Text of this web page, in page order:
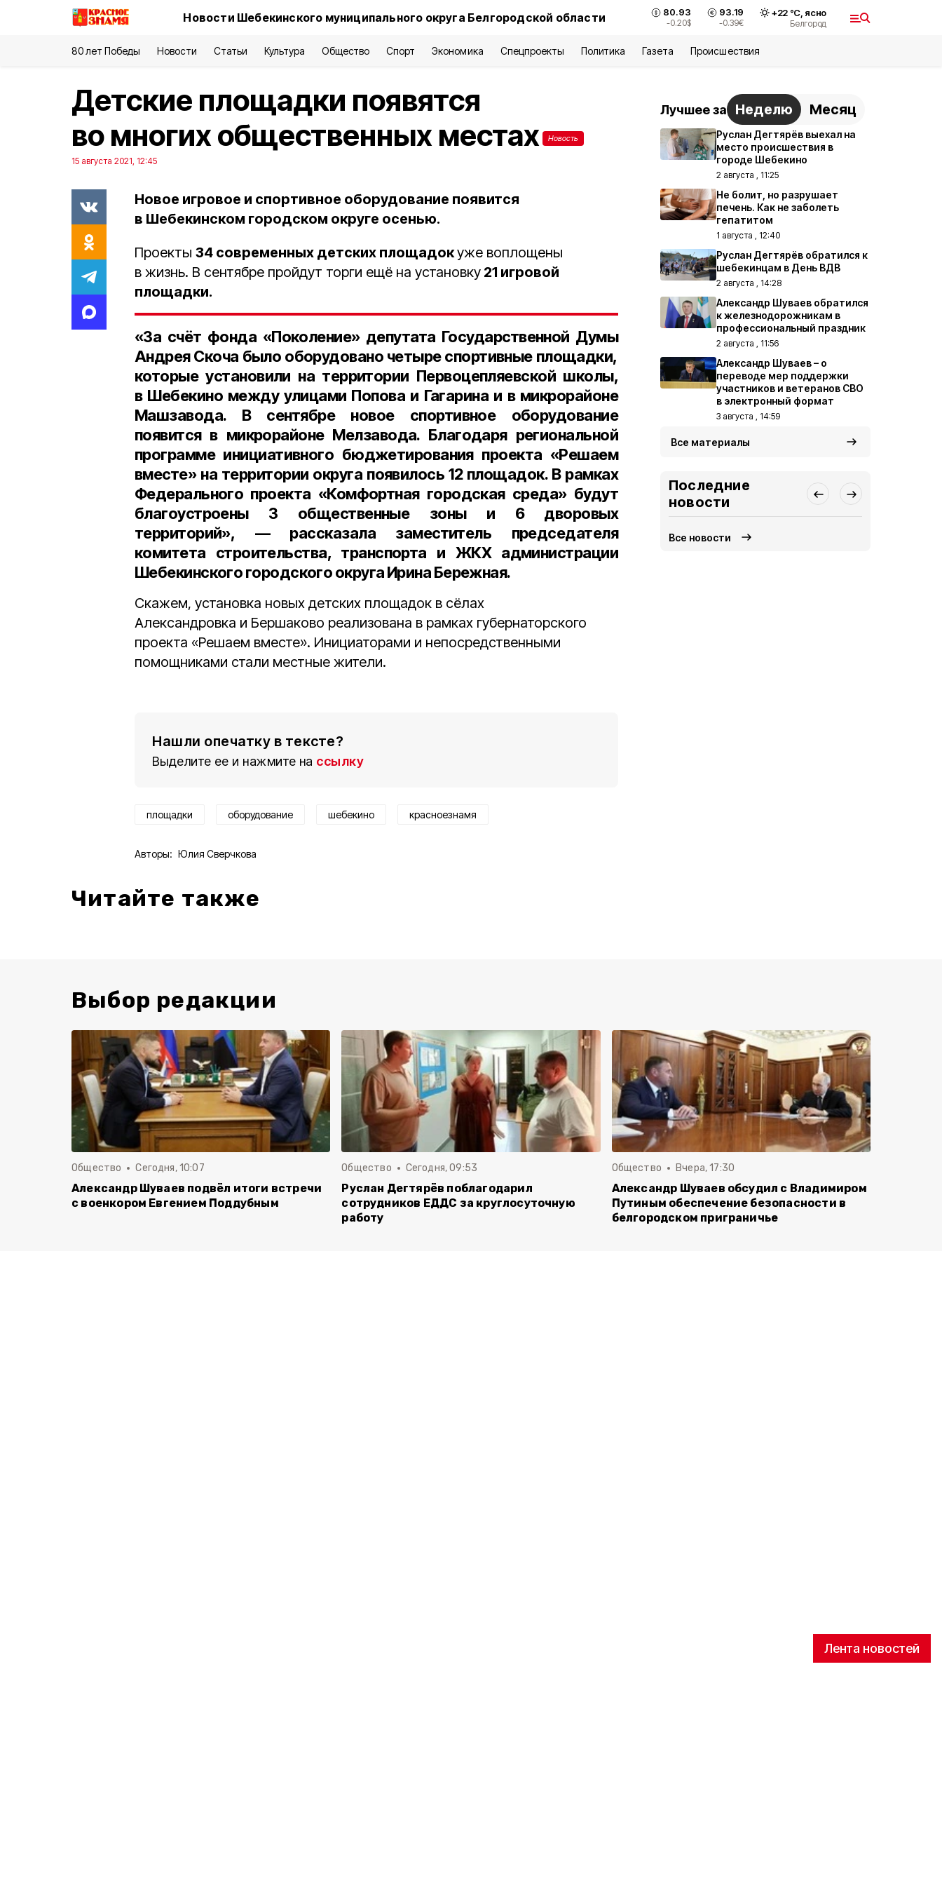
Новости Шебекинского муниципального округа Белгородской области 80.93
-0.20$
93.19
-0.39€
+22°С, ясно
Белгород
80 лет Победы Новости Статьи Культура Общество Спорт Экономика Спецпроекты Политика Газета Происшествия
Лента новостей
Детские площадки появятся
во многих общественных местах
Новость
15 августа 2021, 12:45
Новое игровое и спортивное оборудование появится
в Шебекинском городском округе осенью.
Проекты 34 современных детских площадокуже воплощены
в жизнь. В сентябре пройдут торги ещё на установку 21 игровой
площадки.
«За счёт фонда «Поколение»депутата Государственной Думы
Андрея Скоча было оборудовано четыре спортивные площадки,
которые установили на территории Первоцепляевской школы,
в Шебекино между улицами Попова и Гагарина и в микрорайоне
Машзавода. В сентябре новое спортивное оборудование
появится в микрорайоне Мелзавода. Благодаря региональной
программе инициативного бюджетирования проекта «Решаем
вместе» на территории округа появилось 12 площадок. В рамках
Федерального проекта «Комфортная городская среда» будут
благоустроены 3 общественные зоны и 6 дворовых
территорий», — рассказала заместитель председателя
комитета строительства, транспорта и ЖКХ администрации
Шебекинского городского округа Ирина Бережная.
Скажем, установка новых детских площадок в сёлах
Александровка и Бершаково реализована в рамках губернаторского
проекта «Решаем вместе». Инициаторами и непосредственными
помощниками стали местные жители.
Нашли опечатку в тексте?
Выделите ее и нажмите на ссылку
площадки оборудование шебекино красноезнамя
Авторы: Юлия Сверчкова
Читайте также
Лучшее за Неделю Месяц
Руслан Дегтярёв выехал на
место происшествия в
городе Шебекино
2 августа , 11:25
Не болит, но разрушает
печень. Как не заболеть
гепатитом
1 августа , 12:40
Руслан Дегтярёв обратился к
шебекинцам в День ВДВ
2 августа , 14:28
Александр Шуваев обратился
к железнодорожникам в
профессиональный праздник
2 августа , 11:56
Александр Шуваев – о
переводе мер поддержки
участников и ветеранов СВО
в электронный формат
3 августа , 14:59
Все материалы
Последние
новости
Все новости
Выбор редакции
Общество Сегодня, 10:07
Александр Шуваев подвёл итоги встречи
с военкором Евгением Поддубным
Общество Сегодня, 09:53
Руслан Дегтярёв поблагодарил
сотрудников ЕДДС за круглосуточную
работу
Общество Вчера, 17:30
Александр Шуваев обсудил с Владимиром
Путиным обеспечение безопасности в
белгородском приграничье